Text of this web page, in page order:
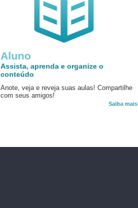
Aluno
Assista, aprenda e organize o
conteúdo
Anote, veja e reveja suas aulas! Compartilhe
com seus amigos!
Saiba mais